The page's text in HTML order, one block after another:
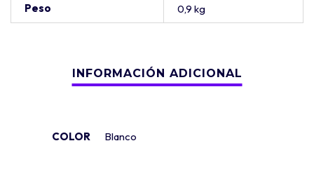
Peso
0,9 kg
COLOR Blanco